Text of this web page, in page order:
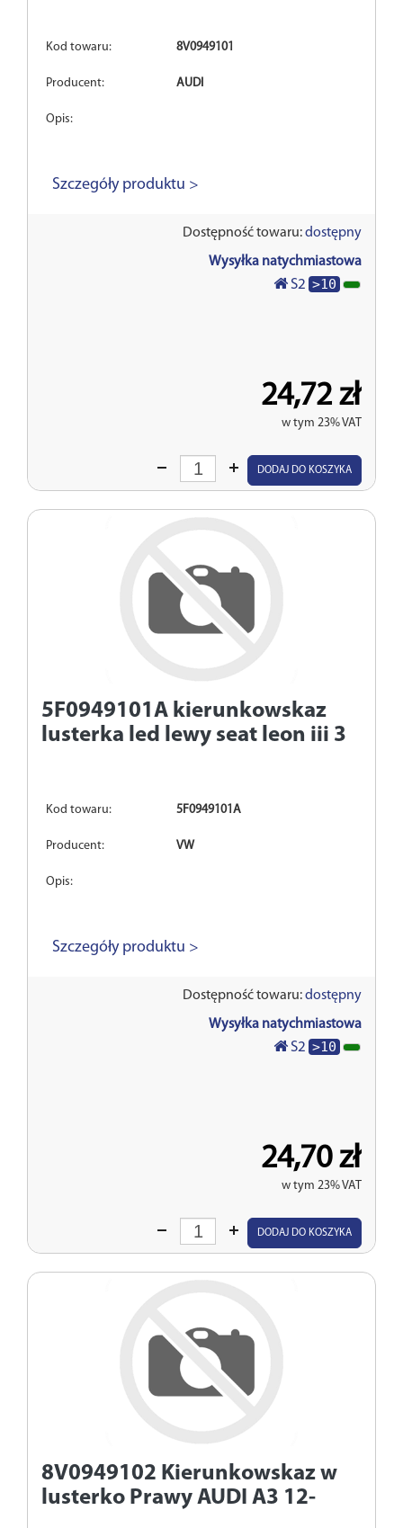
Kod towaru: 8V0949101
Producent: AUDI
Opis:
Szczegóły produktu >
Dostępność towaru:dostępny
Wysyłka natychmiastowa
S2 >10
24,72 zł
w tym 23% VAT
Wprowadź
DODAJ DO KOSZYKA
5F0949101A kierunkowskaz
lusterka led lewy seat leon iii 3
Kod towaru: 5F0949101A
Producent: VW
Opis:
Szczegóły produktu >
Dostępność towaru:dostępny
Wysyłka natychmiastowa
S2 >10
24,70 zł
w tym 23% VAT
Wprowadź
DODAJ DO KOSZYKA
8V0949102 Kierunkowskaz w
lusterko Prawy AUDI A3 12-